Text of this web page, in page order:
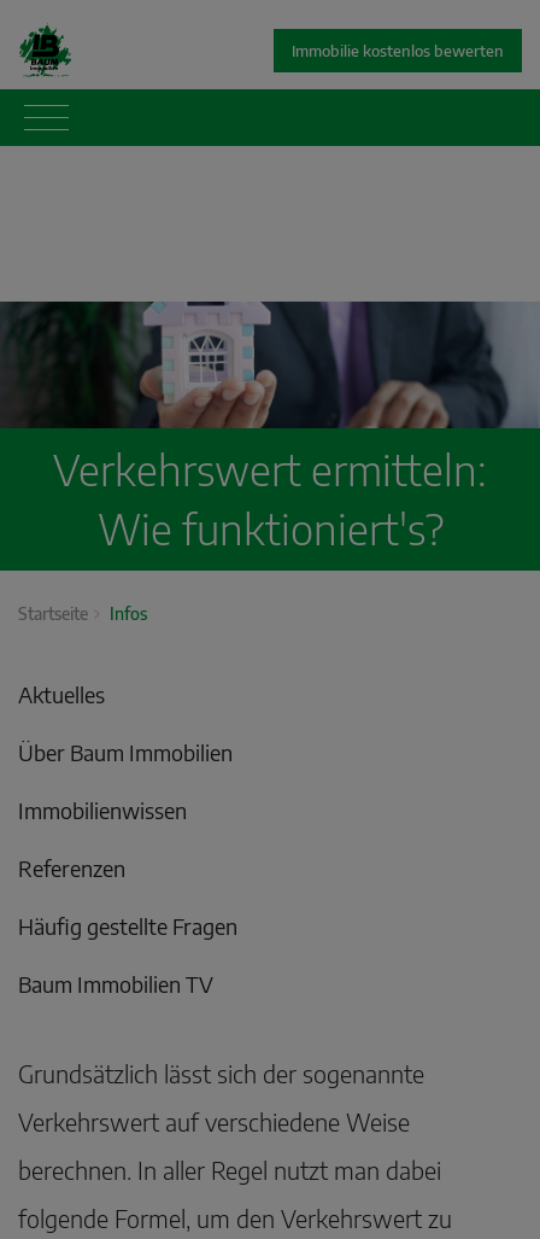
Immobilie kostenlos bewerten
Verkehrswert ermitteln:
Wie funktioniert's?
Startseite Infos
Aktuelles
Über Baum Immobilien
Immobilienwissen
Referenzen
Häufig gestellte Fragen
Baum Immobilien TV
Grundsätzlich lässt sich der sogenannte
Verkehrswert auf verschiedene Weise
berechnen. In aller Regel nutzt man dabei
folgende Formel, um den Verkehrswert zu